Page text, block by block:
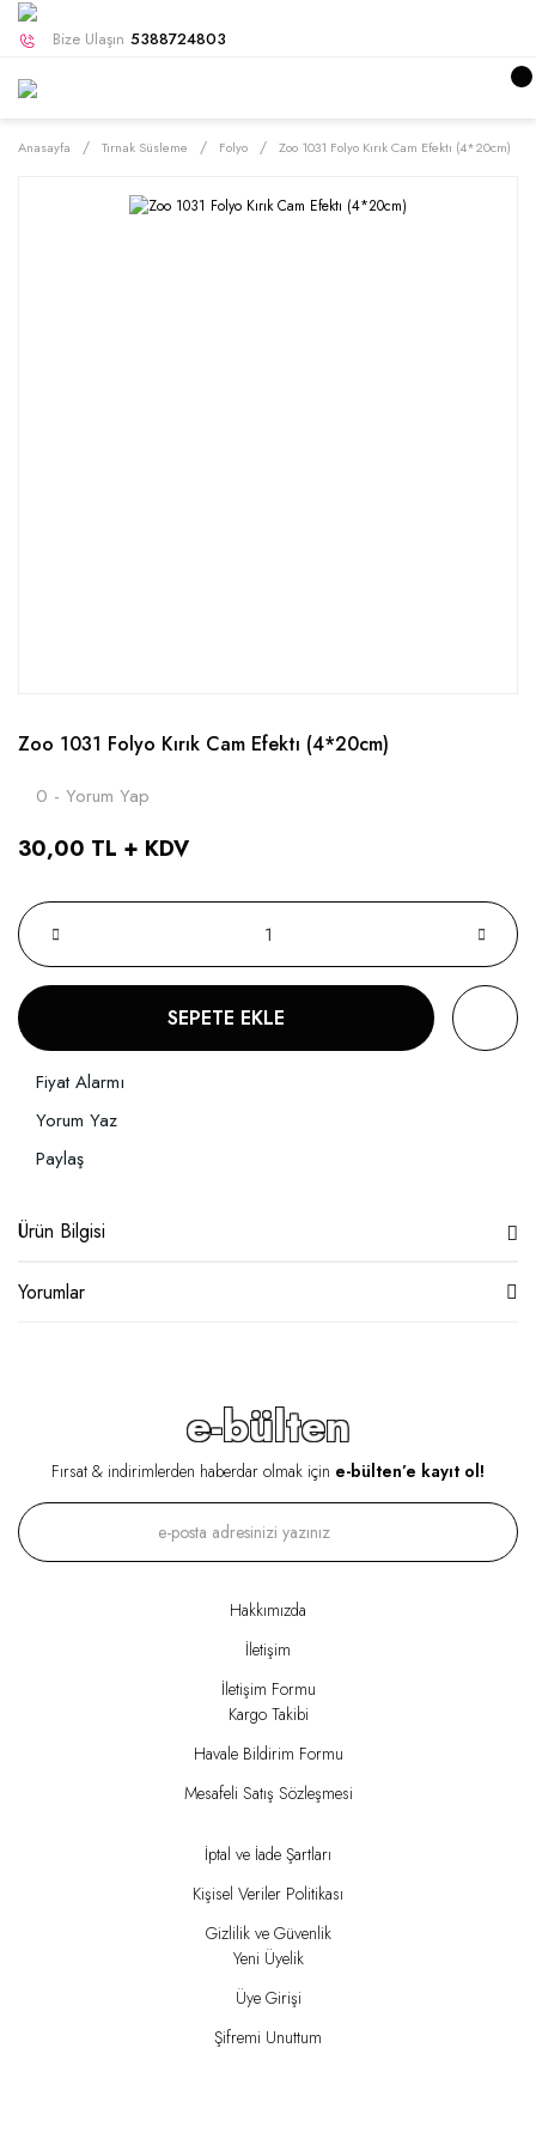
Bize Ulaşın 5388724803
Anasayfa Tırnak Süsleme Folyo Zoo 1031 Folyo Kırık Cam Efektı (4*20cm)
Zoo 1031 Folyo Kırık Cam Efektı (4*20cm)
0 - Yorum Yap
30,00 TL + KDV
SEPETE EKLE
Fiyat Alarmı
Yorum Yaz
Paylaş
Ürün Bilgisi
Yorumlar
e-bülten
Fırsat & indirimlerden haberdar olmak için e-bülten’e kayıt ol!
Hakkımızda
İletişim
İletişim Formu
Kargo Takibi
Havale Bildirim Formu
Mesafeli Satış Sözleşmesi
İptal ve İade Şartları
Kişisel Veriler Politikası
Gizlilik ve Güvenlik
Yeni Üyelik
Üye Girişi
Şifremi Unuttum